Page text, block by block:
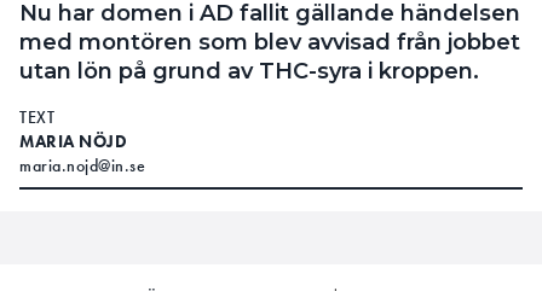
Nu har domen i AD fallit gällande händelsen
med montören som blev avvisad från jobbet
utan lön på grund av THC-syra i kroppen.
TEXT
MARIA NÖJD
maria.nojd@in.se